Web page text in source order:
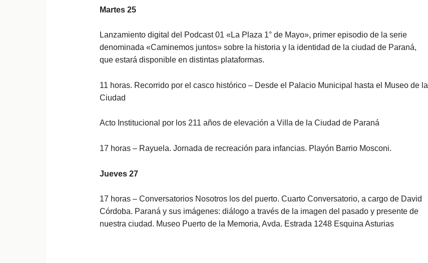
Martes 25
Lanzamiento digital del Podcast 01 «La Plaza 1° de Mayo», primer episodio de la serie
denominada «Caminemos juntos» sobre la historia y la identidad de la ciudad de Paraná,
que estará disponible en distintas plataformas.
11 horas. Recorrido por el casco histórico – Desde el Palacio Municipal hasta el Museo de la
Ciudad
Acto Institucional por los 211 años de elevación a Villa de la Ciudad de Paraná
17 horas – Rayuela. Jornada de recreación para infancias. Playón Barrio Mosconi.
Jueves 27
17 horas – Conversatorios Nosotros los del puerto. Cuarto Conversatorio, a cargo de David
Córdoba. Paraná y sus imágenes: diálogo a través de la imagen del pasado y presente de
nuestra ciudad. Museo Puerto de la Memoria, Avda. Estrada 1248 Esquina Asturias